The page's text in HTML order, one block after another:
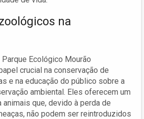
na
Ecológico Mourão
crucial na conservação de
e na educação do público sobre a
ambiental. Eles oferecem um
que, devido à perda de
não podem ser reintroduzidos